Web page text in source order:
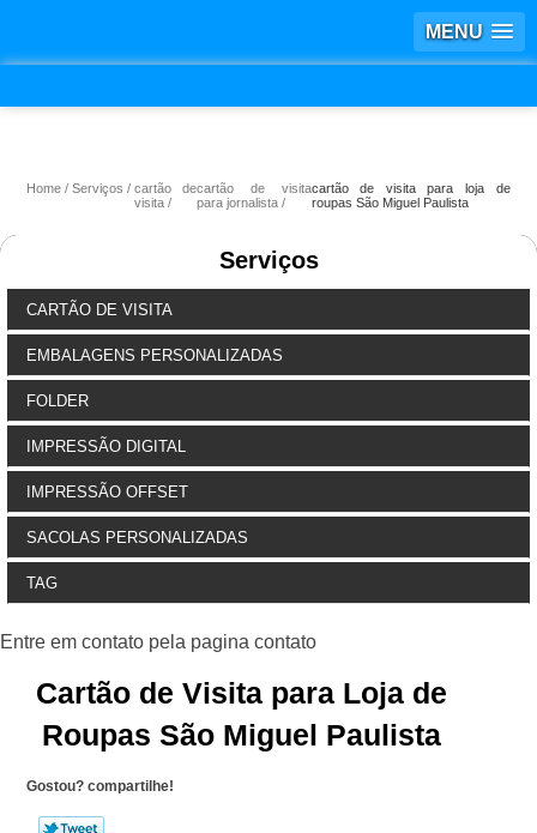
MENU
Home Serviços
cartão de
visita
cartão de visita
para jornalista
cartão de visita para loja de
roupas São Miguel Paulista
Serviços
CARTÃO DE VISITA
EMBALAGENS PERSONALIZADAS
FOLDER
IMPRESSÃO DIGITAL
IMPRESSÃO OFFSET
SACOLAS PERSONALIZADAS
TAG
Cartão de Visita para Loja de
Roupas São Miguel Paulista
Gostou? compartilhe!